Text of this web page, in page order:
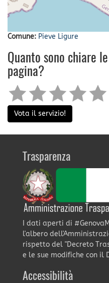
Comune: Pieve Ligure
Quanto sono chiare
pagina?
Vota il servizio!
Trasparenza
I dati aperti di
l'albero
rispetto del "Decreto
e le sue modifiche con il
Accessibilità